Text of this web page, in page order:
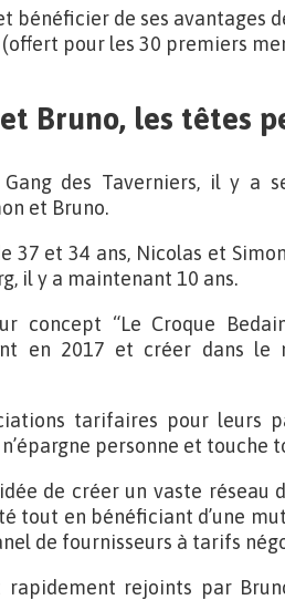
bénéficier de ses avantages
pour les 30 premiers
Bruno, les têtes
Gang des Taverniers, il y a
et Bruno.
37 et 34 ans, Nicolas et
il y a maintenant 10 ans.
concept “Le Croque
en 2017 et créer dans le
tarifaires pour leurs
personne et touche
de créer un vaste
tout en bénéficiant d’une
de fournisseurs à tarifs
rapidement rejoints par